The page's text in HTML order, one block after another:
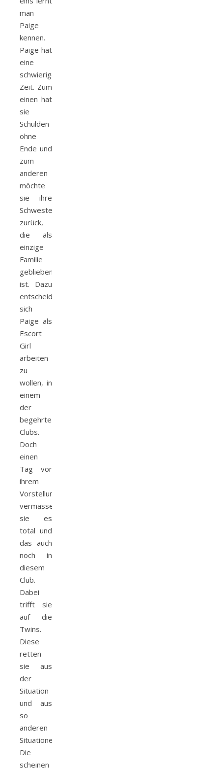
man
Paige
kennen.
Paige hat
eine
schwierige
Zeit. Zum
einen hat
sie
Schulden
ohne
Ende und
zum
anderen
möchte
sie ihre
Schwester
zurück,
die als
einzige
Familie
geblieben
ist. Dazu
entscheidet
sich
Paige als
Escort
Girl
arbeiten
zu
wollen, in
einem
der
begehrtesten
Clubs.
Doch
einen
Tag vor
ihrem
Vorstellungsgespräch
vermasselt
sie es
total und
das auch
noch in
diesem
Club.
Dabei
trifft sie
auf die
Twins.
Diese
retten
sie aus
der
Situation
und aus
so
anderen
Situationen.
Die
scheinen